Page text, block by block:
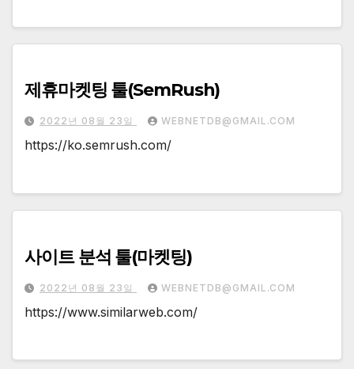
제휴마켓팅 툴(SemRush)
2022년 08월 23일 WEBNETDB@GMAIL.COM
https://ko.semrush.com/
사이트 분석 툴(마켓팅)
2022년 08월 23일 WEBNETDB@GMAIL.COM
https://www.similarweb.com/